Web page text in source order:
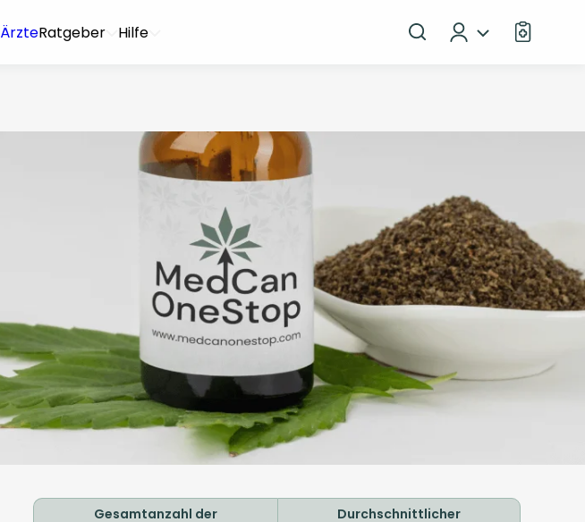
ÄrzteRatgeber Hilfe
Gesamtanzahl der
Durchschnittlicher